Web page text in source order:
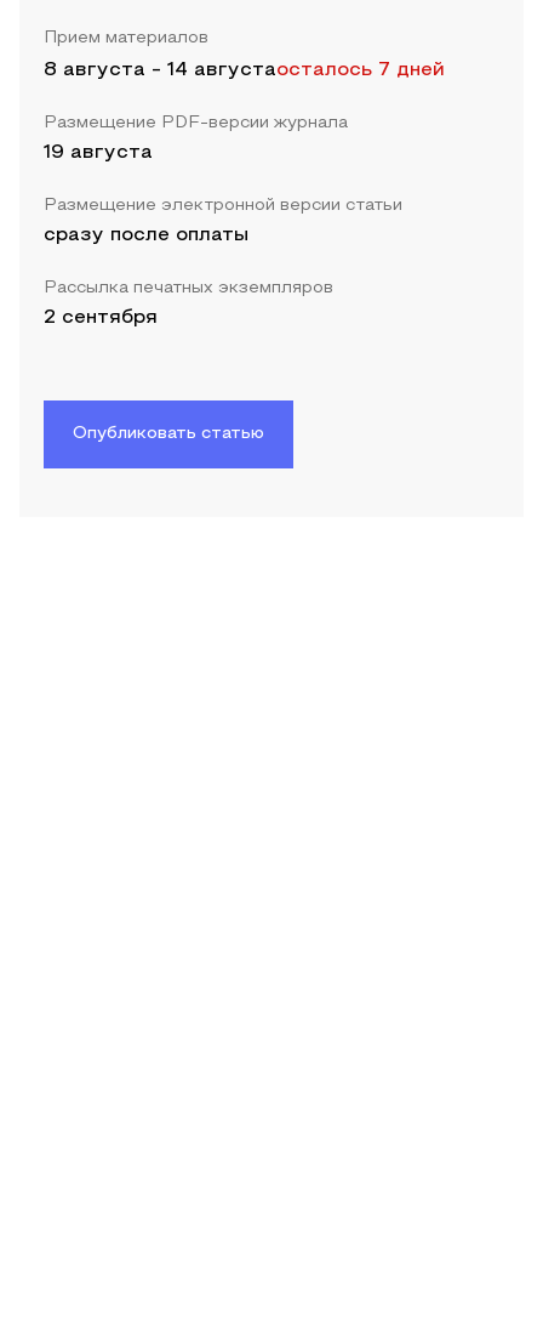
Прием материалов
8 августа - 14 августаосталось 7 дней
Размещение PDF-версии журнала
19 августа
Размещение электронной версии статьи
сразу после оплаты
Рассылка печатных экземпляров
2 сентября
Опубликовать статью